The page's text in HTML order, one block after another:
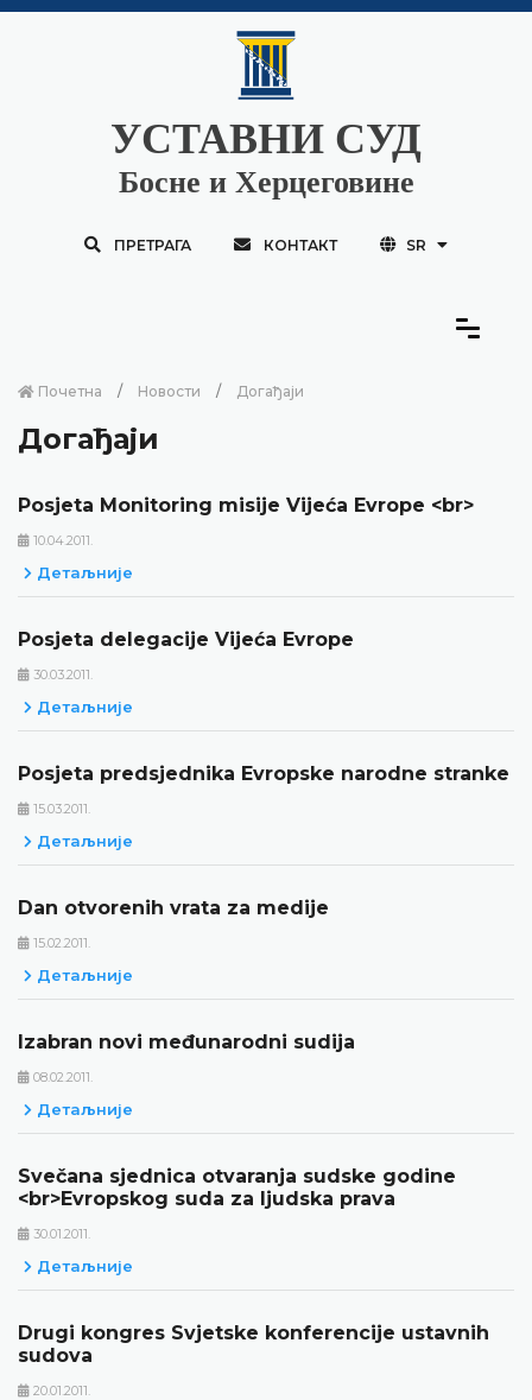
УСТАВНИ СУД
Босне и Херцеговине
ПРЕТРАГА КОНТАКТ SR
Почетна Новости Догађаји
Догађаји
Posjeta Monitoring misije Vijeća Evrope <br>
10.04.2011.
Детаљније
Posjeta delegacije Vijeća Evrope
30.03.2011.
Детаљније
Posjeta predsjednika Evropske narodne stranke
15.03.2011.
Детаљније
Dan otvorenih vrata za medije
15.02.2011.
Детаљније
Izabran novi međunarodni sudija
08.02.2011.
Детаљније
Svečana sjednica otvaranja sudske godine
<br>Evropskog suda za ljudska prava
30.01.2011.
Детаљније
Drugi kongres Svjetske konferencije ustavnih
sudova
20.01.2011.